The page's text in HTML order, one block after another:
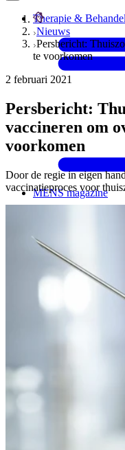
Therapie &
MENS magazine
Nieuws
Persbericht:
te voorkomen
2 februari 2021
Persbericht:
vaccineren om
voorkomen
Door de regie in eigen
vaccinatieproces voor